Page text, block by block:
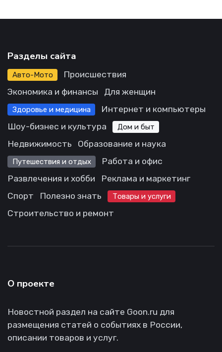
Разделы сайта
Авто-Мото
Происшествия
Экономика и финансы
Для женщин
Здоровье и медицина
Интернет и компьютеры
Шоу-бизнес и культура
Дом и быт
Недвижимость Образование и наука
Путешествия и отдых
Работа и офис
Развлечения и хобби
Реклама и маркетинг
Спорт
Полезно знать Товары и услуги
Строительство и ремонт
О проекте
Новостной раздел на сайте Goon.ru для
размещения статей о событиях в России,
описании товаров и услуг.